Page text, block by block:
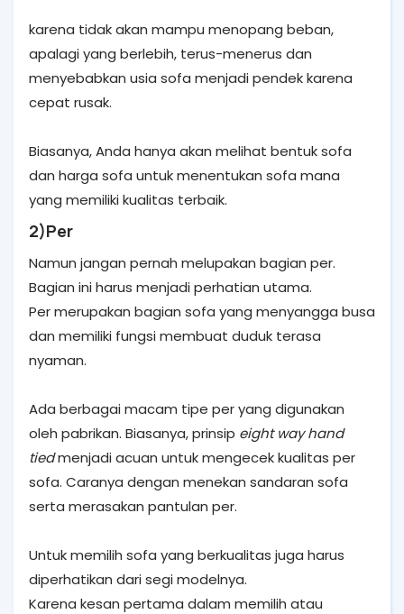
karena tidak akan mampu menopang beban,
apalagi yang berlebih, terus-menerus dan
menyebabkan usia sofa menjadi pendek karena
cepat rusak.
Biasanya, Anda hanya akan melihat bentuk sofa
dan harga sofa untuk menentukan sofa mana
yang memiliki kualitas terbaik.
2)Per
Namun jangan pernah melupakan bagian per.
Bagian ini harus menjadi perhatian utama.
Per merupakan bagian sofa yang menyangga busa
dan memiliki fungsi membuat duduk terasa
nyaman.
Ada berbagai macam tipe per yang digunakan
oleh pabrikan. Biasanya, prinsip eight way hand
tiedmenjadi acuan untuk mengecek kualitas per
sofa. Caranya dengan menekan sandaran sofa
serta merasakan pantulan per.
Untuk memilih sofa yang berkualitas juga harus
diperhatikan dari segi modelnya.
Karena kesan pertama dalam memilih atau